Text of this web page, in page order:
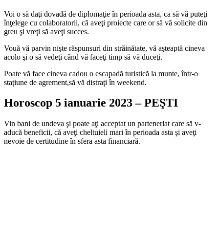
Voi o să daţi dovadă de diplomaţie în perioada asta, ca să vă puteţi
înţelege cu colaboratorii, că aveţi proiecte care or să vă solicite din
greu şi vreţi să aveţi succes.
Vouă vă parvin nişte răspunsuri din străinătate, vă aşteaptă cineva
acolo şi o să vedeţi când vă faceţi timp să vă duceţi.
Poate vă face cineva cadou o escapadă turistică la munte, într-o
staţiune de agrement,să vă distraţi în weekend.
Horoscop 5 ianuarie 2023 – PEŞTI
Vin bani de undeva şi poate aţi acceptat un parteneriat care să v-
aducă beneficii, că aveţi cheltuieli mari în perioada asta şi aveţi
nevoie de certitudine în sfera asta financiară.